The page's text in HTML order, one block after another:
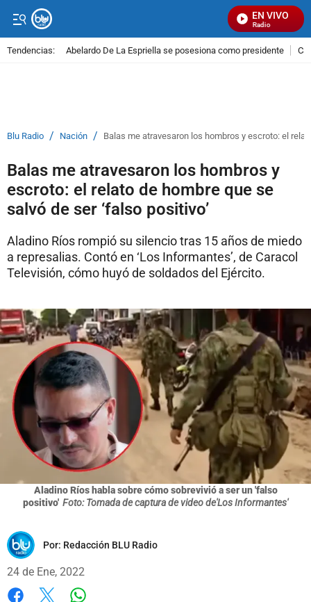
EN VIVO
Señal Visual Radio
Tendencias: Abelardo De La Espriella se posesiona como presidente
Blu Radio / Nación / Balas me atravesaron los hombros y escroto: el
Balas me atravesaron los hombros y
escroto: el relato de hombre que se
salvó de ser ‘falso positivo’
Aladino Ríos rompió su silencio tras 15 años de miedo
a represalias. Contó en ‘Los Informantes’, de Caracol
Televisión, cómo huyó de soldados del Ejército.
Aladino Ríos habla sobre cómo sobrevivió a ser un 'falso
positivo' Foto: Tomada de captura de video de'Los Informantes'
Por: Redacción BLU Radio
24 de Ene, 2022